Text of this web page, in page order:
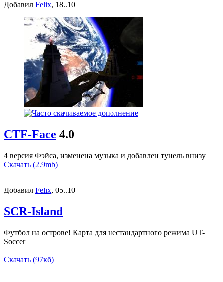
Добавил Felix, 18..10
CTF-Face 4.0
4 версия Фэйса, изменена музыка и добавлен тунель внизу
Скачать (2.9mb)
Добавил Felix, 05..10
SCR-Island
Футбол на острове! Карта для нестандартного режима UT-
Soccer
Скачать (97кб)